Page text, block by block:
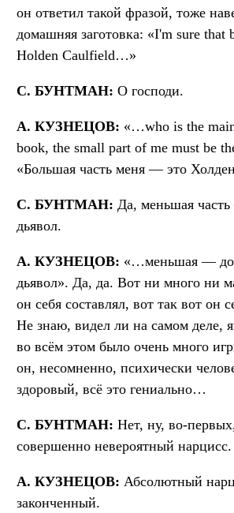
он ответил такой фразой, тоже
домашняя заготовка: «I'm sure that
Holden Caulfield…»
С. БУНТМАН: О господи.
А. КУЗНЕЦОВ: «…who is the
book, the small part of me must be
«Большая часть меня — это
С. БУНТМАН: Да, меньшая
дьявол.
А. КУЗНЕЦОВ: «…меньшая —
дьявол». Да, да. Вот ни много ни
он себя составлял, вот так вот он
Не знаю, видел ли на самом деле,
во всём этом было очень много
он, несомненно, психически
здоровый, всё это гениально…
С. БУНТМАН: Нет, ну, во-
совершенно невероятный нарцисс.
А. КУЗНЕЦОВ: Абсолютный
законченный.